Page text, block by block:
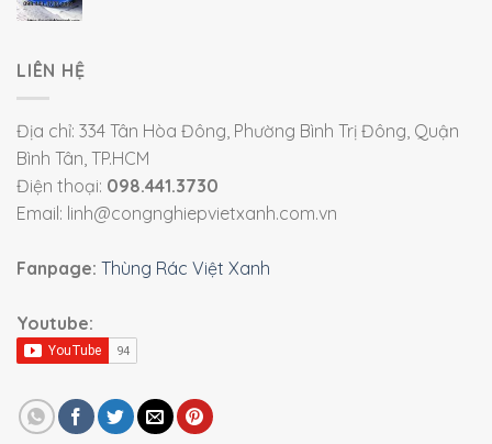
LIÊN HỆ
Địa chỉ: 334 Tân Hòa Đông, Phường Bình Trị Đông, Quận
Bình Tân, TP.HCM
Điện thoại: 098.441.3730
Email: linh@congnghiepvietxanh.com.vn
Fanpage: Thùng Rác Việt Xanh
Youtube: